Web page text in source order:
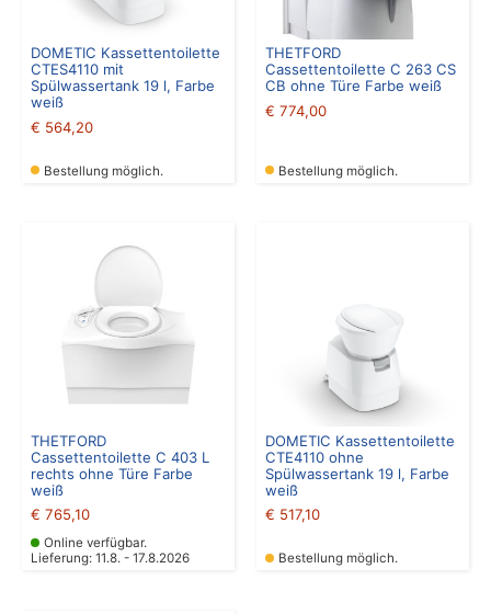
DOMETIC Kassettentoilette
CTES4110 mit
Spülwassertank 19 l, Farbe
weiß
€ 564,20
Bestellung möglich.
THETFORD
Cassettentoilette C 263 CS
CB ohne Türe Farbe weiß
€ 774,00
Bestellung möglich.
THETFORD
Cassettentoilette C 403 L
rechts ohne Türe Farbe
weiß
€ 765,10
Online verfügbar.
Lieferung: 11.8. - 17.8.2026
DOMETIC Kassettentoilette
CTE4110 ohne
Spülwassertank 19 l, Farbe
weiß
€ 517,10
Bestellung möglich.